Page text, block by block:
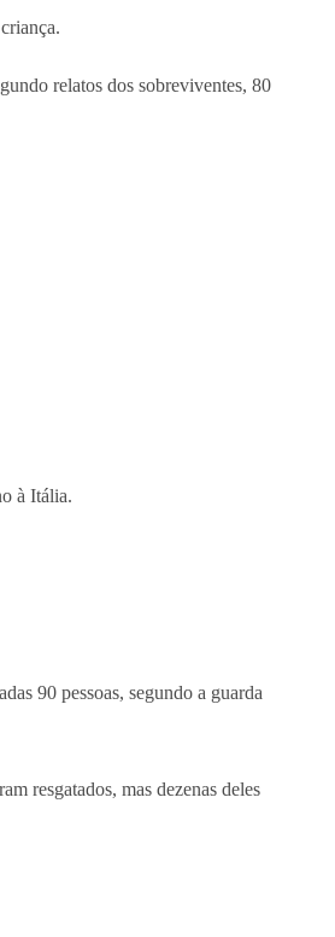
relatos dos sobreviventes, 80
à Itália.
90 pessoas, segundo a guarda
resgatados, mas dezenas deles